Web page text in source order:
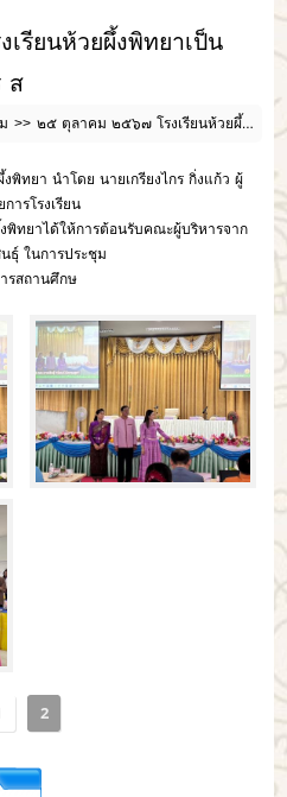
รียนห้วยผึ้งพิทยาเป็น
ส
๒๕ ตุลาคม ๒๕๖๗ โรงเรียนห้วยผึ้งพิทยาเป็นสถานที่ประชุมผู้บริหาร ส
ทยา นำโดย นายเกรียงไกร กิ่งแก้ว ผู้
ารโรงเรียน
พิทยาได้ให้การต้อนรับคณะผู้บริหารจาก
ธุ์ ในการประชุม
รสถานศึกษ
2